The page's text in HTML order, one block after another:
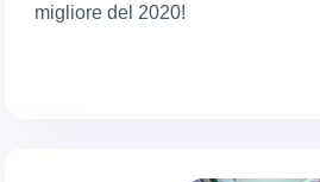
migliore del 2020!